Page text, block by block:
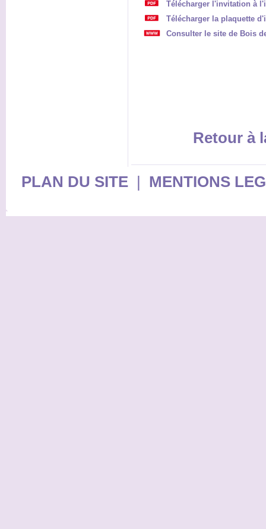
Télécharger l'invitation à
Télécharger la plaquette
Consulter le site de Bois
Retour à
PLAN DU SITE| MENTIONS